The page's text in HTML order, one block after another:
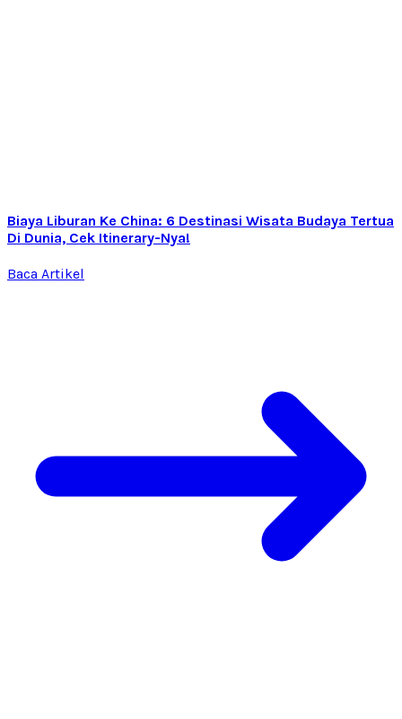
Biaya Liburan Ke China: 6 Destinasi Wisata Budaya Tertua
Di Dunia, Cek Itinerary-Nya!
Baca Artikel